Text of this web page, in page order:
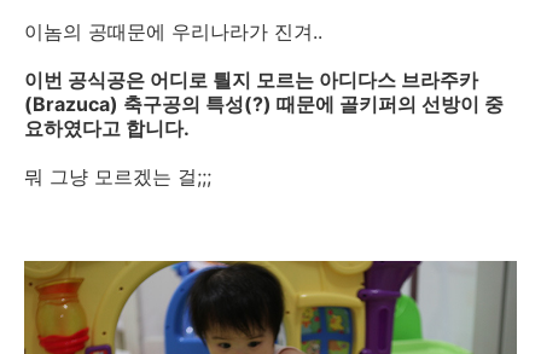
이놈의 공때문에 우리나라가 진겨..
이번 공식공은 어디로 틜지 모르는 아디다스 브라주카
(Brazuca) 축구공의 특성(?) 때문에 골키퍼의 선방이 중
요하였다고 합니다.
뭐 그냥 모르겠는 걸;;;